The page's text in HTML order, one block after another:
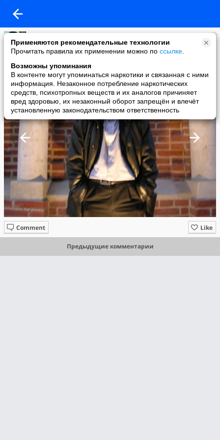
Применяются рекомендательные технологии
Прочитать правила их применении можно по ссылке
Возможны упоминания
В контенте могут упоминаться наркотики и связанная с ними
информация. Незаконное потребление наркотических
средств, психотропных веществ и их аналогов причиняет
вред здоровью, их незаконный оборот запрещён и влечёт
установленную законодательством ответственность
АД
added a photo
26 Jul в 17:52
Like
Comment
Предыдущие комментарии